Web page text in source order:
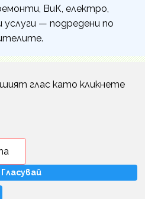
ВиК, електро,
— подредени по
глас като кликнете